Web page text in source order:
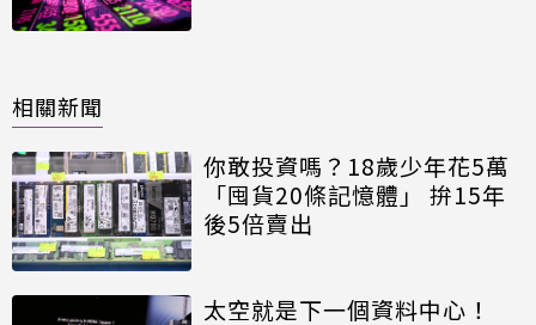
相關新聞
你敢投資嗎？18歲少年花5萬
「囤貨20條記憶體」 拚15年
後5倍賣出
太空就是下一個資料中心！